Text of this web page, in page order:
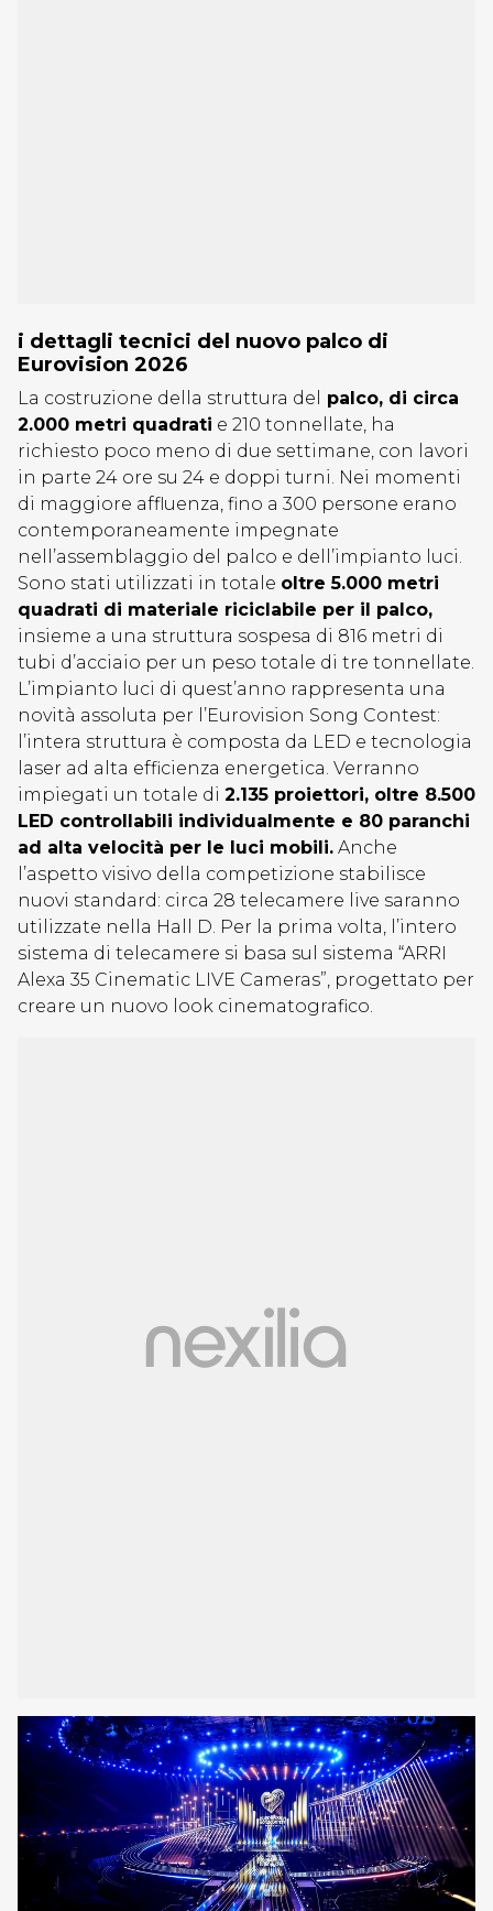
i dettagli tecnici del nuovo palco di
Eurovision 2026
La costruzione della struttura del
palco, di circa
2.000 metri quadrati e 210 tonnellate, ha
richiesto poco meno di due settimane, con lavori
in parte 24 ore su 24 e doppi turni. Nei momenti
di maggiore affluenza, fino a 300 persone erano
contemporaneamente impegnate
nell’assemblaggio del palco e dell’impianto luci.
Sono stati utilizzati in totale oltre 5.000 metri
quadrati di materiale riciclabile per il palco,
insieme a una struttura sospesa di 816 metri di
tubi d’acciaio per un peso totale di tre tonnellate.
L’impianto luci di quest’anno rappresenta una
novità assoluta per l’Eurovision Song Contest:
l’intera struttura è composta da LED e tecnologia
laser ad alta efficienza energetica. Verranno
impiegati un totale di 2.135 proiettori, oltre 8.500
LED controllabili individualmente e 80 paranchi
ad alta velocità per le luci mobili. Anche
l’aspetto visivo della competizione stabilisce
nuovi standard: circa 28 telecamere live saranno
utilizzate nella Hall D. Per la prima volta, l’intero
sistema di telecamere si basa sul sistema “ARRI
Alexa 35 Cinematic LIVE Cameras”, progettato per
creare un nuovo look cinematografico.